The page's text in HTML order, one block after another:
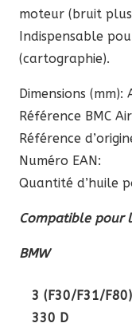
moteur (bruit
Indispensable
(cartographie).
Dimensions (mm):
Référence BMC
Référence
Numéro EAN:
Quantité d’huile
Compatible pour
BMW
3 (F30/F31/F80)
330 D